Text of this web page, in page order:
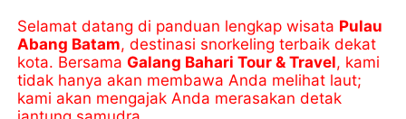
Selamat datang di panduan lengkap wisata Pulau
Abang Batam, destinasi snorkeling terbaik dekat
kota. BersamaGalang Bahari Tour & Travel, kami
tidak hanya akan membawa Anda melihat laut;
kami akan mengajak Anda merasakan detak